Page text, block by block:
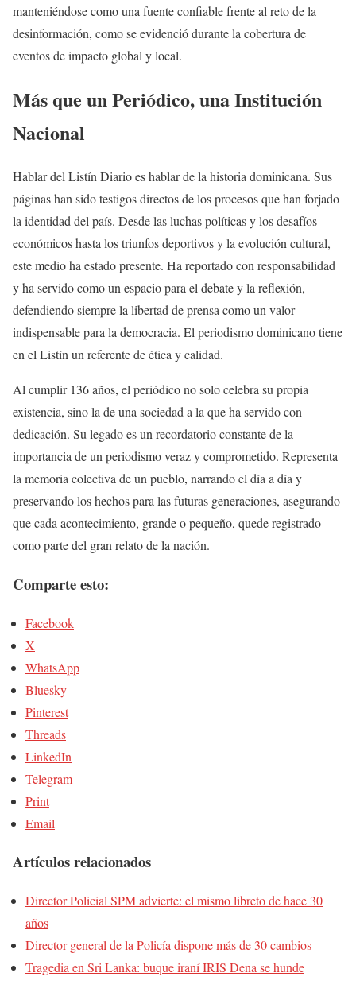
manteniéndose como una fuente confiable frente al reto de la
desinformación, como se evidenció durante la cobertura de
eventos de impacto global y local.
Más que un Periódico, una Institución
Nacional
Hablar del Listín Diario es hablar de la historia dominicana. Sus
páginas han sido testigos directos de los procesos que han forjado
la identidad del país. Desde las luchas políticas y los desafíos
económicos hasta los triunfos deportivos y la evolución cultural,
este medio ha estado presente. Ha reportado con responsabilidad
y ha servido como un espacio para el debate y la reflexión,
defendiendo siempre la libertad de prensa como un valor
indispensable para la democracia. El periodismo dominicano tiene
en el Listín un referente de ética y calidad.
Al cumplir 136 años, el periódico no solo celebra su propia
existencia, sino la de una sociedad a la que ha servido con
dedicación. Su legado es un recordatorio constante de la
importancia de un periodismo veraz y comprometido. Representa
la memoria colectiva de un pueblo, narrando el día a día y
preservando los hechos para las futuras generaciones, asegurando
que cada acontecimiento, grande o pequeño, quede registrado
como parte del gran relato de la nación.
Comparte esto:
Facebook
X
WhatsApp
Bluesky
Pinterest
Threads
LinkedIn
Telegram
Print
Email
Artículos relacionados
Director Policial SPM advierte: el mismo libreto de hace 30
años
Director general de la Policía dispone más de 30 cambios
Tragedia en Sri Lanka: buque iraní IRIS Dena se hunde